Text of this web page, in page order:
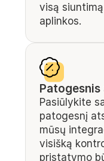
visą
aplinkos.
Pasiūlykite
patogesnį
mūsų
visišką
pristatymo